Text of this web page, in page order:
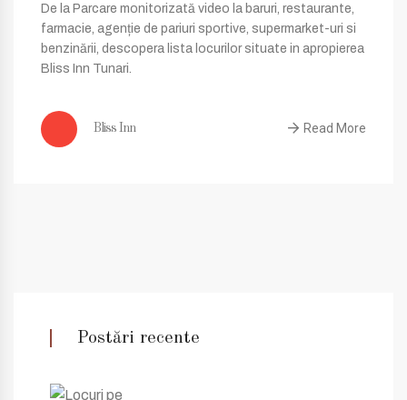
De la Parcare monitorizată video la baruri, restaurante,
farmacie, agenție de pariuri sportive, supermarket-uri si
benzinării, descopera lista locurilor situate in apropierea
Bliss Inn Tunari.
Bliss Inn Read More
Postări recente